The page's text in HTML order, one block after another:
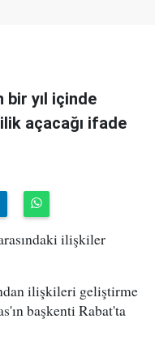
bir yıl içinde
açacağı ifade
ilişkiler
ilişkileri geliştirme
başkenti Rabat'ta